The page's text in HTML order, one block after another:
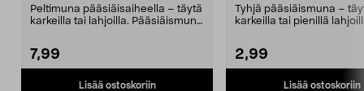
Peltimuna pääsiäisaiheella – täytä
karkeilla tai lahjoilla. Pääsiäismuna
7,99
Lisää ostoskoriin
Tyhjä pääsiäismuna –
karkeilla tai pienillä
2,99
Lisää ostoskoriin